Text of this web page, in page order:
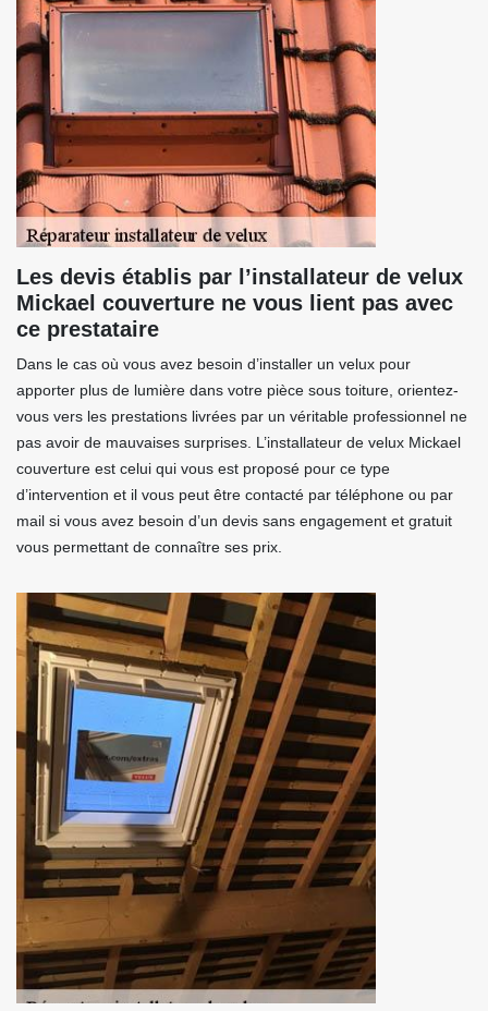
Les devis établis par l’installateur de velux
Mickael couverture ne vous lient pas avec
ce prestataire
Dans le cas où vous avez besoin d’installer un velux pour
apporter plus de lumière dans votre pièce sous toiture, orientez-
vous vers les prestations livrées par un véritable professionnel ne
pas avoir de mauvaises surprises. L’installateur de velux Mickael
couverture est celui qui vous est proposé pour ce type
d’intervention et il vous peut être contacté par téléphone ou par
mail si vous avez besoin d’un devis sans engagement et gratuit
vous permettant de connaître ses prix.